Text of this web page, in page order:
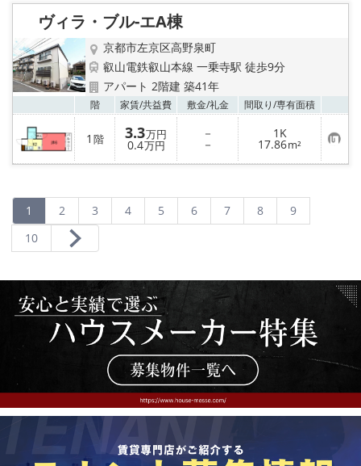
り
ヴィラ・ブル-エA棟
京都市左京区高野泉町
叡山電鉄叡山本線 一乗寺駅 徒歩9分
アパート 2階建 築41年
階 家賃/共益費 敷金/礼金 間取り/専有面積
1 階 3.3万円
0.4万円
－
－
1K
17.86m² お
気
に
1 2 3 4 5 6 7 8
9
10